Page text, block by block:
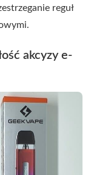
reguł
akcyzy e-